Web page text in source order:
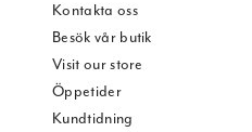
Kontakta oss
Besök vår butik
Visit our store
Öppetider
Kundtidning